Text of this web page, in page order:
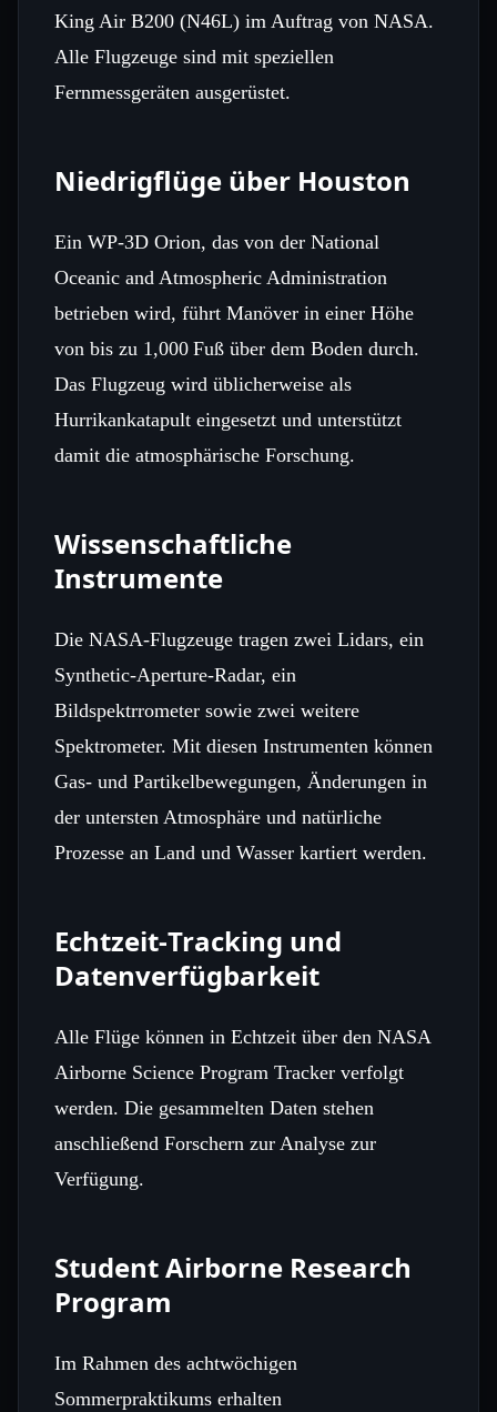
King Air B200 (N46L) im Auftrag von NASA.
Alle Flugzeuge sind mit speziellen
Fernmessgeräten ausgerüstet.
Niedrigflüge über Houston
Ein WP‑3D Orion, das von der National
Oceanic and Atmospheric Administration
betrieben wird, führt Manöver in einer Höhe
von bis zu 1,000 Fuß über dem Boden durch.
Das Flugzeug wird üblicherweise als
Hurrikankatapult eingesetzt und unterstützt
damit die atmosphärische Forschung.
Wissenschaftliche
Instrumente
Die NASA‑Flugzeuge tragen zwei Lidars, ein
Synthetic‑Aperture‑Radar, ein
Bildspektrrometer sowie zwei weitere
Spektrometer. Mit diesen Instrumenten können
Gas‑ und Partikelbewegungen, Änderungen in
der untersten Atmosphäre und natürliche
Prozesse an Land und Wasser kartiert werden.
Echtzeit‑Tracking und
Datenverfügbarkeit
Alle Flüge können in Echtzeit über den NASA
Airborne Science Program Tracker verfolgt
werden. Die gesammelten Daten stehen
anschließend Forschern zur Analyse zur
Verfügung.
Student Airborne Research
Program
Im Rahmen des achtwöchigen
Sommerpraktikums erhalten